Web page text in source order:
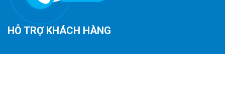
HỖ TRỢ KHÁCH HÀNG